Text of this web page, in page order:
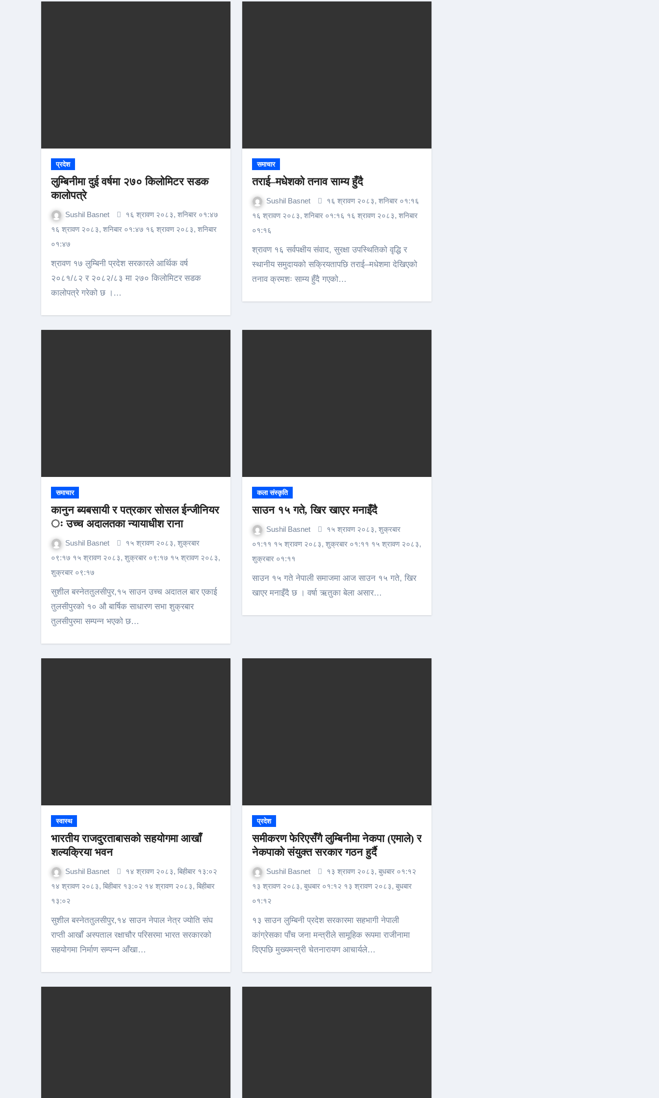
प्रदेश
लुम्बिनीमा दुई वर्षमा २७० किलोमिटर सडक
कालोपत्रे
Sushil Basnet
१६ श्रावण २०८३, शनिबार ०१:४७
१६ श्रावण २०८३, शनिबार ०१:४७ १६ श्रावण २०८३, शनिबार
०१:४७
श्रावण १७ लुम्बिनी प्रदेश सरकारले आर्थिक वर्ष
२०८१/८२ र २०८२/८३ मा २७० किलोमिटर सडक
कालोपत्रे गरेको छ ।…
समाचार
तराई–मधेशको तनाव साम्य हुँदै
Sushil Basnet
१६ श्रावण २०८३, शनिबार ०१:१६
१६ श्रावण २०८३, शनिबार ०१:१६ १६ श्रावण २०८३, शनिबार
०१:१६
श्रावण १६ सर्वपक्षीय संवाद, सुरक्षा उपस्थितिको वृद्धि र
स्थानीय समुदायको सक्रियतापछि तराई–मधेशमा देखिएको
तनाव क्रमशः साम्य हुँदै गएको…
समाचार
कानुन ब्यबसायी र पत्रकार सोसल ईन्जीनियर
ः उच्च अदालतका न्यायाधीश राना
Sushil Basnet
१५ श्रावण २०८३, शुक्रबार
०९:१७ १५ श्रावण २०८३, शुक्रबार ०९:१७ १५ श्रावण २०८३,
शुक्रबार ०९:१७
सुशील बस्नेततुलसीपुर,१५ साउन उच्च अदातल बार एकाई
तुलसीपुरको १० औ बार्षिक साधारण सभा शुक्रबार
तुलसीपुरमा सम्पन्न भएको छ…
कला संस्कृति
साउन १५ गते, खिर खाएर मनाइँदै
Sushil Basnet
१५ श्रावण २०८३, शुक्रबार
०१:११ १५ श्रावण २०८३, शुक्रबार ०१:११ १५ श्रावण २०८३,
शुक्रबार ०१:११
साउन १५ गते नेपाली समाजमा आज साउन १५ गते, खिर
खाएर मनाइँदै छ । वर्षा ऋतुका बेला असार…
स्वास्थ
भारतीय राजदुरताबासको सहयोगमा आखाँ
शल्यक्रिया भवन
Sushil Basnet
१४ श्रावण २०८३, बिहीबार १३:०२
१४ श्रावण २०८३, बिहीबार १३:०२ १४ श्रावण २०८३, बिहीबार
१३:०२
सुशील बस्नेततुलसीपुर,१४ साउन नेपाल नेत्र ज्योति संघ
राप्ती आखाँ अस्पताल रक्षाचौर परिसरमा भारत सरकारको
सहयोगमा निर्माण सम्पन्न आँखा…
प्रदेश
समीकरण फेरिएसँगै लुम्बिनीमा नेकपा (एमाले) र
नेकपाको संयुक्त सरकार गठन हुर्दै
Sushil Basnet
१३ श्रावण २०८३, बुधबार ०१:१२
१३ श्रावण २०८३, बुधबार ०१:१२ १३ श्रावण २०८३, बुधबार
०१:१२
१३ साउन लुम्बिनी प्रदेश सरकारमा सहभागी नेपाली
कांग्रेसका पाँच जना मन्त्रीले सामूहिक रूपमा राजीनामा
दिएपछि मुख्यमन्त्री चेतनारायण आचार्यले…